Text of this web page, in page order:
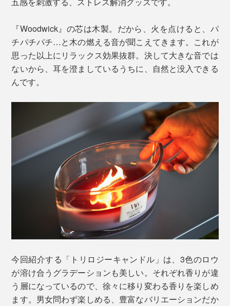
『Woodwick』の芯は木製。だから、火を点けると、パ
チパチパチ…と木の燃える音が聞こえてきます。これが
思った以上にリラックス効果抜群。決して大きな音では
ないから、耳を澄ましているうちに、自然と没入できる
んです。
今回紹介する「トリロジーキャンドル」は、3色のロウ
が溶け合うグラデーションも美しい。それぞれ香りが違
う層になっているので、徐々に移り変わる香りを楽しめ
ます。男女問わず楽しめる、豊富なバリエーションだか